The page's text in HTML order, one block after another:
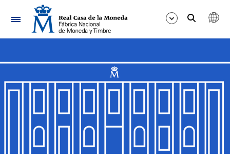
Nabigazioa
Erakutsi/Ezkutatu
Erakutsi/Ezkutatu
Erakutsi/Ezkutatu